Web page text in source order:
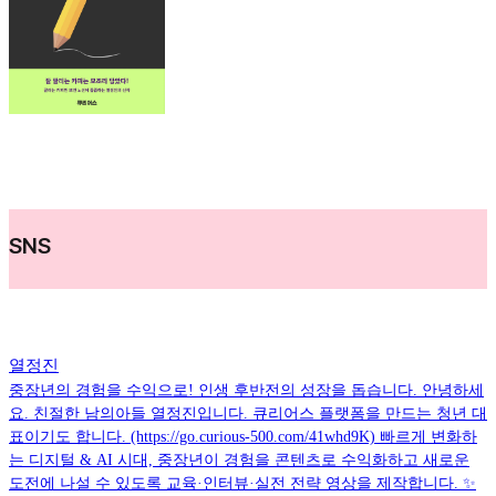
SNS
열정진
중장년의 경험을 수익으로! 인생 후반전의 성장을 돕습니다. 안녕하세
요. 친절한 남의아들 열정진입니다. 큐리어스 플랫폼을 만드는 청년 대
표이기도 합니다. (https://go.curious-500.com/41whd9K) 빠르게 변화하
는 디지털 & AI 시대, 중장년이 경험을 콘텐츠로 수익화하고 새로운
도전에 나설 수 있도록 교육·인터뷰·실전 전략 영상을 제작합니다. ✨